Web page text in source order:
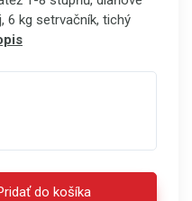
6 kg setrvačník, tichý
do košíka